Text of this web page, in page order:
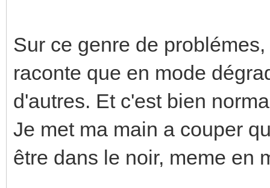
Sur ce genre de
raconte que en mode
d'autres. Et c'est bien
Je met ma main a couper
être dans le noir, meme en